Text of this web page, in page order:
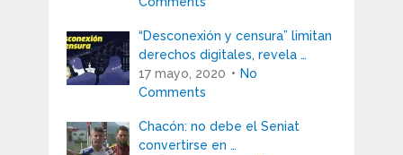
“Desconexión y censura” limitan
derechos digitales, revela …
17 mayo, 2020
No
Comments
Chacón: no debe el Seniat
convertirse en …